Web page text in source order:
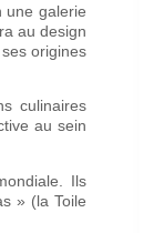
une galerie
au design
origines
culinaires
au sein
Ils
» (la Toile